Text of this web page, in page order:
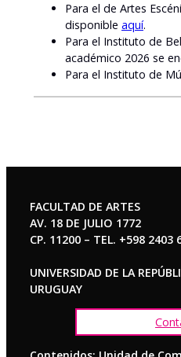
Para el de Artes
disponible aquí.
Para el Instituto de
académico 2026 se
Para el Instituto de
FACULTAD DE ARTES
AV. 18 DE JULIO 1772
CP. 11200 – TEL. +598 2403
UNIVERSIDAD DE LA
URUGUAY